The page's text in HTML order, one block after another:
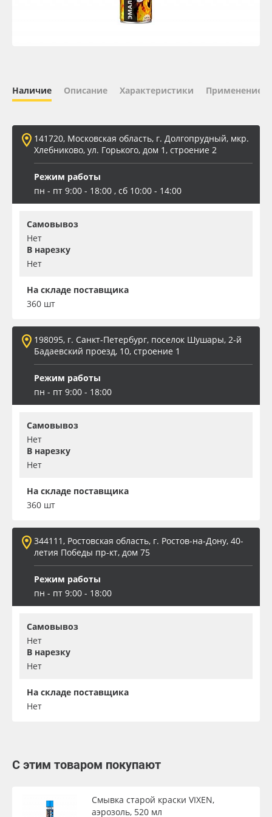
ПЭТ бэклит
Вспененный ПВХ
Заготовки для сувениров
Наличие Описание Характеристики Применение
141720, Московская область, г. Долгопрудный, мкр.
Хлебниково, ул. Горького, дом 1, строение 2
Режим работы
пн - пт 9:00 - 18:00 , сб 10:00 - 14:00
Самовывоз
Нет
В нарезку
Нет
На складе поставщика
360 шт
198095, г. Санкт-Петербург, поселок Шушары, 2-й
Бадаевский проезд, 10, строение 1
Режим работы
пн - пт 9:00 - 18:00
Самовывоз
Нет
В нарезку
Нет
На складе поставщика
360 шт
344111, Ростовская область, г. Ростов-на-Дону, 40-
летия Победы пр-кт, дом 75
Режим работы
пн - пт 9:00 - 18:00
Самовывоз
Нет
В нарезку
Нет
На складе поставщика
Нет
С этим товаром покупают
Смывка старой краски VIXEN,
аэрозоль, 520 мл